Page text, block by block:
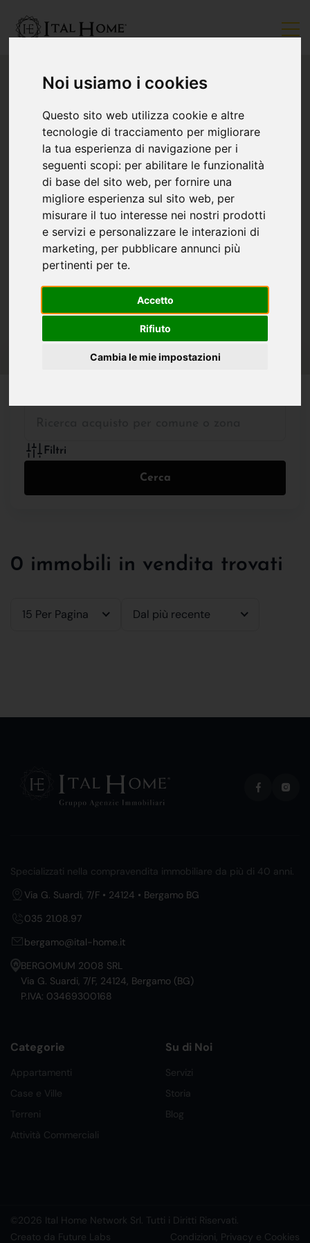
Noi usiamo i cookies
Questo sito web utilizza cookie e altre
tecnologie di tracciamento per migliorare
la tua esperienza di navigazione per i
seguenti scopi: per abilitare le funzionalità
di base del sito web, per fornire una
migliore esperienza sul sito web, per
misurare il tuo interesse nei nostri prodotti
e servizi e personalizzare le interazioni di
marketing, per pubblicare annunci più
pertinenti per te.
Accetto
Rifiuto
Cambia le mie impostazioni
Filtri
Cerca
0 immobili in vendita trovati
15 Per Pagina Dal più recente
Specializzati nella compravendita immobiliare da più di 40 anni.
Via G. Suardi, 7/F • 24124 • Bergamo BG
035 21.08.97
bergamo@ital-home.it
BERGOMUM 2008 SRL
Via G. Suardi, 7/F, 24124, Bergamo (BG)
P.IVA: 03469300168
Categorie
Appartamenti
Case e Ville
Terreni
Attività Commerciali
Su di Noi
Servizi
Storia
Blog
©2026 Ital Home Network Srl. Tutti i Diritti Riservati.
Creato da Future Labs
Condizioni, Privacy e Cookies